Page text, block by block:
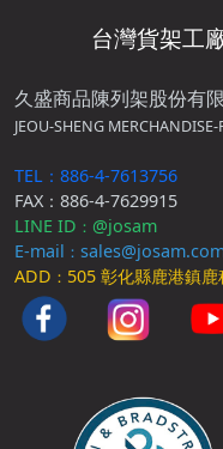
台灣貨架工
久盛商品陳列架股份有
JEOU-SHENG
TEL：886-4-7613756
FAX：886-4-7629915
LINE ID ： @josam
E-mail ：
ADD ： 505 彰化縣鹿港鎮